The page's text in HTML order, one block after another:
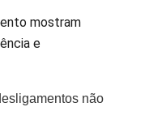
mostram
e
não